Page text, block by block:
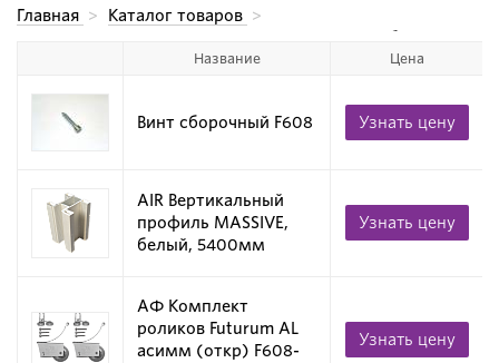
Главная > Каталог товаров >
Алюминиевые профили для дверей-купе
Алюминиевые профили для дверей-купе
Название Цена
Винт сборочный F608 Узнать цену
AIR Вертикальный
профиль MASSIVE,
белый, 5400мм
Узнать цену
АФ Комплект
роликов Futurum AL
асимм (откр) F608-
Узнать цену